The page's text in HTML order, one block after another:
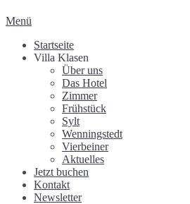
Menü
Startseite
Villa Klasen
Über uns
Das Hotel
Zimmer
Frühstück
Sylt
Wenningstedt
Vierbeiner
Aktuelles
Jetzt buchen
Kontakt
Newsletter